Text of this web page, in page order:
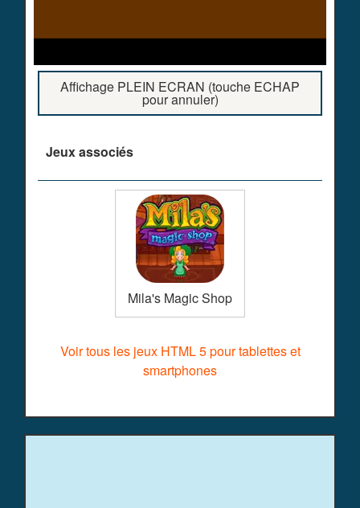
Affichage PLEIN ECRAN (touche ECHAP
pour annuler)
Jeux associés
Mila's Magic Shop
Voir tous les jeux HTML 5 pour tablettes et
smartphones